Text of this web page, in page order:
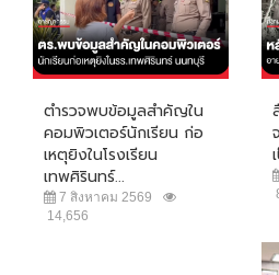
ตำรวจพบข้อมูลสำคัญใน
คอมพิวเตอร์นักเรียน ก่อ
เหตุยิงในโรงเรียน
เทพศิรินทร์...
7 สิงหาคม 2569
14,656